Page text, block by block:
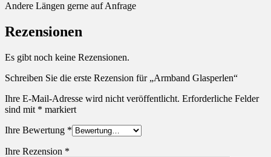
Andere Längen gerne auf Anfrage
Rezensionen
Es gibt noch keine Rezensionen.
Schreiben Sie die erste Rezension für „Armband Glasperlen“
Ihre E-Mail-Adresse wird nicht veröffentlicht. Erforderliche Felder
sind mit * markiert
Ihre Bewertung *
Ihre Rezension *